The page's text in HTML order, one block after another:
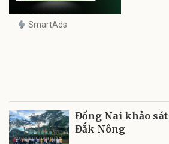
SmartAds
Đồng Nai khảo
Đắk Nông